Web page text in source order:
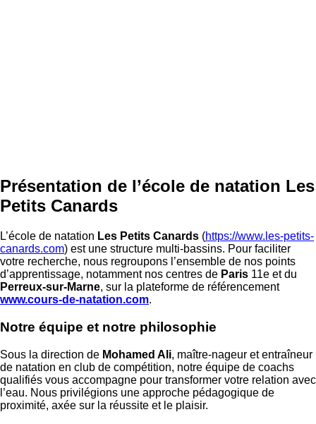
Présentation de l’école de natation Les
Petits Canards
L’école de natation Les Petits Canards (https://www.les-petits-
canards.com) est une structure multi-bassins. Pour faciliter
votre recherche, nous regroupons l’ensemble de nos points
d’apprentissage, notamment nos centres de Paris 11e et du
Perreux-sur-Marne, sur la plateforme de référencement
www.cours-de-natation.com.
Notre équipe et notre philosophie
Sous la direction de Mohamed Ali, maître-nageur et entraîneur
de natation en club de compétition, notre équipe de coachs
qualifiés vous accompagne pour transformer votre relation avec
l’eau. Nous privilégions une approche pédagogique de
proximité, axée sur la réussite et le plaisir.